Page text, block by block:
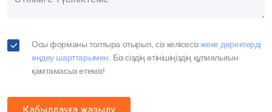
Осы форманы толтыра отырып, сіз келісесізжеке деректерді
өңдеу шарттарымен . Біз сіздің өтінішіңіздің құпиялығын
қамтамасыз етеміз!